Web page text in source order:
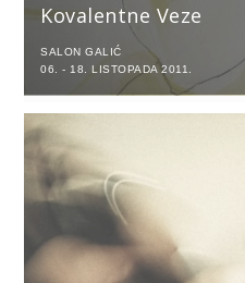
Kovalentne Veze
SALON GALIĆ
06. - 18. LISTOPADA 2011.